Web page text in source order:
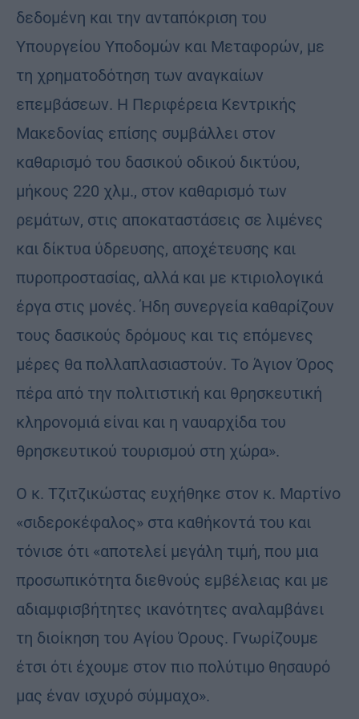
δεδομένη και την ανταπόκριση του
Υπουργείου Υποδομών και Μεταφορών, με
τη χρηματοδότηση των αναγκαίων
επεμβάσεων. Η Περιφέρεια Κεντρικής
Μακεδονίας επίσης συμβάλλει στον
καθαρισμό του δασικού οδικού δικτύου,
μήκους 220 χλμ., στον καθαρισμό των
ρεμάτων, στις αποκαταστάσεις σε λιμένες
και δίκτυα ύδρευσης, αποχέτευσης και
πυροπροστασίας, αλλά και με κτιριολογικά
έργα στις μονές. Ήδη συνεργεία καθαρίζουν
τους δασικούς δρόμους και τις επόμενες
μέρες θα πολλαπλασιαστούν. Το Άγιον Όρος
πέρα από την πολιτιστική και θρησκευτική
κληρονομιά είναι και η ναυαρχίδα του
θρησκευτικού τουρισμού στη χώρα».
Ο κ. Τζιτζικώστας ευχήθηκε στον κ. Μαρτίνο
«σιδεροκέφαλος» στα καθήκοντά του και
τόνισε ότι «αποτελεί μεγάλη τιμή, που μια
προσωπικότητα διεθνούς εμβέλειας και με
αδιαμφισβήτητες ικανότητες αναλαμβάνει
τη διοίκηση του Αγίου Όρους. Γνωρίζουμε
έτσι ότι έχουμε στον πιο πολύτιμο θησαυρό
μας έναν ισχυρό σύμμαχο».